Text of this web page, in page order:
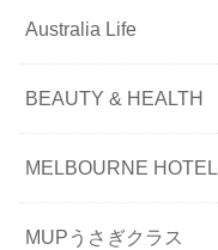
Australia Life
BEAUTY & HEALTH
MELBOURNE HOTEL
MUPうさぎクラス